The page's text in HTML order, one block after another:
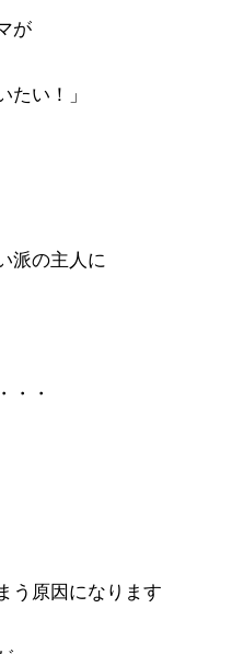
が
たい！」
派の主人に
・・
う原因になります